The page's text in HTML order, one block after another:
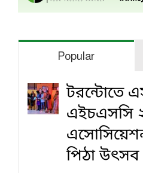
Popular
টরন্টোতে
এইচএসসি
পিঠা উৎসব